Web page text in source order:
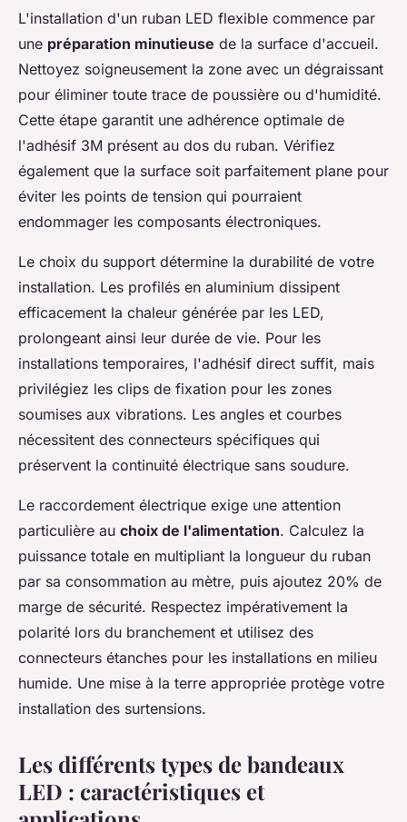
L'installation d'un ruban LED flexible commence par
une préparation minutieuse de la surface d'accueil.
Nettoyez soigneusement la zone avec un dégraissant
pour éliminer toute trace de poussière ou d'humidité.
Cette étape garantit une adhérence optimale de
l'adhésif 3M présent au dos du ruban. Vérifiez
également que la surface soit parfaitement plane pour
éviter les points de tension qui pourraient
endommager les composants électroniques.
Le choix du support détermine la durabilité de votre
installation. Les profilés en aluminium dissipent
efficacement la chaleur générée par les LED,
prolongeant ainsi leur durée de vie. Pour les
installations temporaires, l'adhésif direct suffit, mais
privilégiez les clips de fixation pour les zones
soumises aux vibrations. Les angles et courbes
nécessitent des connecteurs spécifiques qui
préservent la continuité électrique sans soudure.
Le raccordement électrique exige une attention
particulière au choix de l'alimentation. Calculez la
puissance totale en multipliant la longueur du ruban
par sa consommation au mètre, puis ajoutez 20% de
marge de sécurité. Respectez impérativement la
polarité lors du branchement et utilisez des
connecteurs étanches pour les installations en milieu
humide. Une mise à la terre appropriée protège votre
installation des surtensions.
Les différents types de bandeaux
LED : caractéristiques et